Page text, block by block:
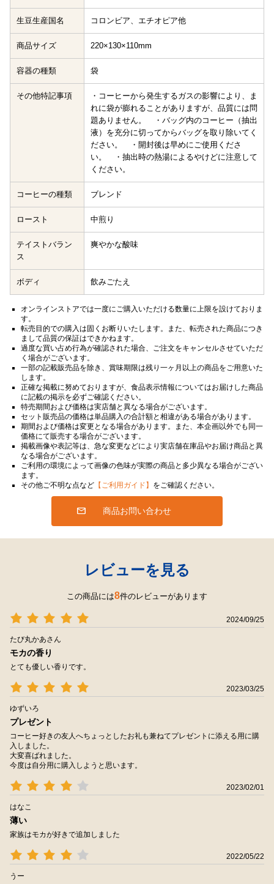
生豆生産国名 コロンビア、エチオピア他
商品サイズ 220×130×110mm
容器の種類 袋
その他特記事項
・コーヒーから発生するガスの影響により、ま
れに袋が膨れることがありますが、品質には問
題ありません。 ・バッグ内のコーヒー（抽出
液）を充分に切ってからバッグを取り除いてく
ださい。 ・開封後は早めにご使用くださ
い。 ・抽出時の熱湯によるやけどに注意して
ください。
コーヒーの種類 ブレンド
ロースト 中煎り
テイストバラン
ス
爽やかな酸味
ボディ 飲みごたえ
オンラインストアでは一度にご購入いただける数量に上限を設けておりま
す。
転売目的での購入は固くお断りいたします。また、転売された商品につき
まして品質の保証はできかねます。
過度な買い占め行為が確認された場合、ご注文をキャンセルさせていただ
く場合がございます。
一部の記載販売品を除き、賞味期限は残り一ヶ月以上の商品をご用意いた
します。
正確な掲載に努めておりますが、食品表示情報についてはお届けした商品
に記載の掲示を必ずご確認ください。
特売期間および価格は実店舗と異なる場合がございます。
セット販売品の価格は単品購入の合計額と相違がある場合があります。
期間および価格は変更となる場合があります。また、本企画以外でも同一
価格にて販売する場合がございます。
掲載画像や表記等は、急な変更などにより実店舗在庫品やお届け商品と異
なる場合がございます。
ご利用の環境によって画像の色味が実際の商品と多少異なる場合がござい
ます。
その他ご不明な点など 【ご利用ガイド】 をご確認ください。
商品お問い合わせ
レビューを見る
この商品には8件のレビューがあります
2024/09/25
たび丸かあさん
モカの香り
とても優しい香りです。
2023/03/25
ゆずいろ
プレゼント
コーヒー好きの友人へちょっとしたお礼も兼ねてプレゼントに添える用に購
入しました。
大変喜ばれました。
今度は自分用に購入しようと思います。
2023/02/01
はなこ
薄い
家族はモカが好きで追加しました
2022/05/22
うー